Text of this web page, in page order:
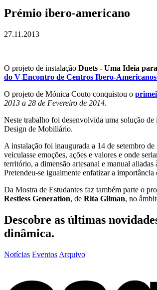
Prémio ibero-americano
27.11.2013
O projeto de instalação Duets - Uma Ideia
do V Encontro de Centros Ibero-
O projeto de Mónica Couto conquistou o
2013 a 28 de Fevereiro de 2014.
Neste trabalho foi desenvolvida uma solução
Design de Mobiliário.
A instalação foi inaugurada a 14 de setembro
veiculasse emoções, ações e valores e onde
território, a dimensão artesanal e manual
Pretendeu-se igualmente enfatizar a
Da Mostra de Estudantes faz também parte o
Restless Generation, de Rita Gilman, no
Descobre as últimas
dinâmica.
Notícias Eventos Arquivo